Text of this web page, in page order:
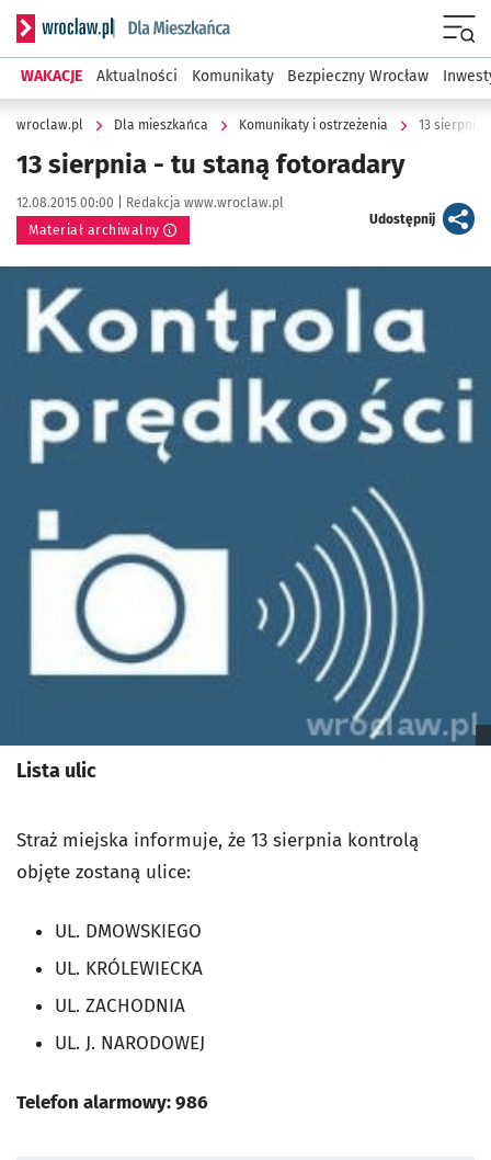
Serwis informacyjny wroclaw.pl podserwis: Dla mieszkańca
WAKACJE Aktualności Komunikaty Bezpieczny Wrocław
wroclaw.pl Dla mieszkańca Komunikaty i ostrzeżenia 13 sierpnia
13 sierpnia - tu staną fotoradary
Data publikacji:
12.08.2015 00:00 | Autor:
Redakcja www.wroclaw.pl
Materiał archiwalny
Udostępnijartykuł
Lista ulic
Straż miejska informuje, że 13 sierpnia kontrolą
objęte zostaną ulice:
UL. DMOWSKIEGO
UL. KRÓLEWIECKA
UL. ZACHODNIA
UL. J. NARODOWEJ
Telefon alarmowy: 986